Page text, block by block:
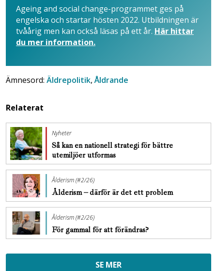
Ageing and social change-programmet ges på
engelska och startar hösten 2022. Utbildningen är
tvåårig men kan också läsas på ett år. Här hittar
du mer information.
Ämnesord: Äldrepolitik,Åldrande
Relaterat
Nyheter
Så kan en nationell strategi för bättre
utemiljöer utformas
Ålderism (#2/26)
Ålderism – därför är det ett problem
Ålderism (#2/26)
För gammal för att förändras?
SE MER